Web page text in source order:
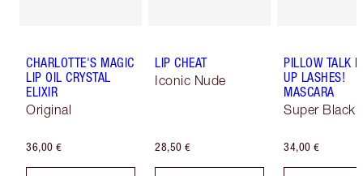
CHARLOTTE'S MAGIC
LIP OIL CRYSTAL
ELIXIR
Original
36,00 €
LIP CHEAT
Iconic Nude
28,50 €
PILLOW TALK
UP LASHES!
MASCARA
Super Black
34,00 €